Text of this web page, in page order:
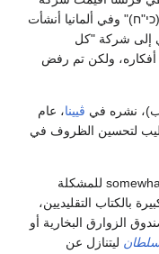
وفي ألمانيا أنشأت
إلى شركة "كل
أفكاره، ولكن تم رفض
نشره في ڤيينا، عام
لتحسين الظروف في
discussion للمشكلة
بالكتاب التقليديين،
الزوارق البخارية أو
ليتنازل عن